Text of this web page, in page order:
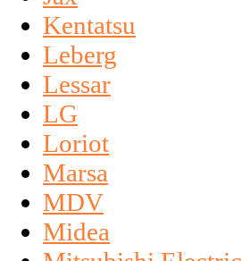
Kentatsu
Leberg
Lessar
LG
Loriot
Marsa
MDV
Midea